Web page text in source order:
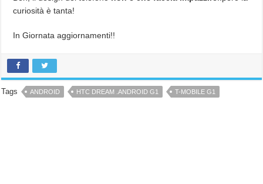
curiosità è tanta!
In Giornata aggiornamenti!!
Tags ANDROID HTC DREAM .ANDROID G1 T-MOBILE G1